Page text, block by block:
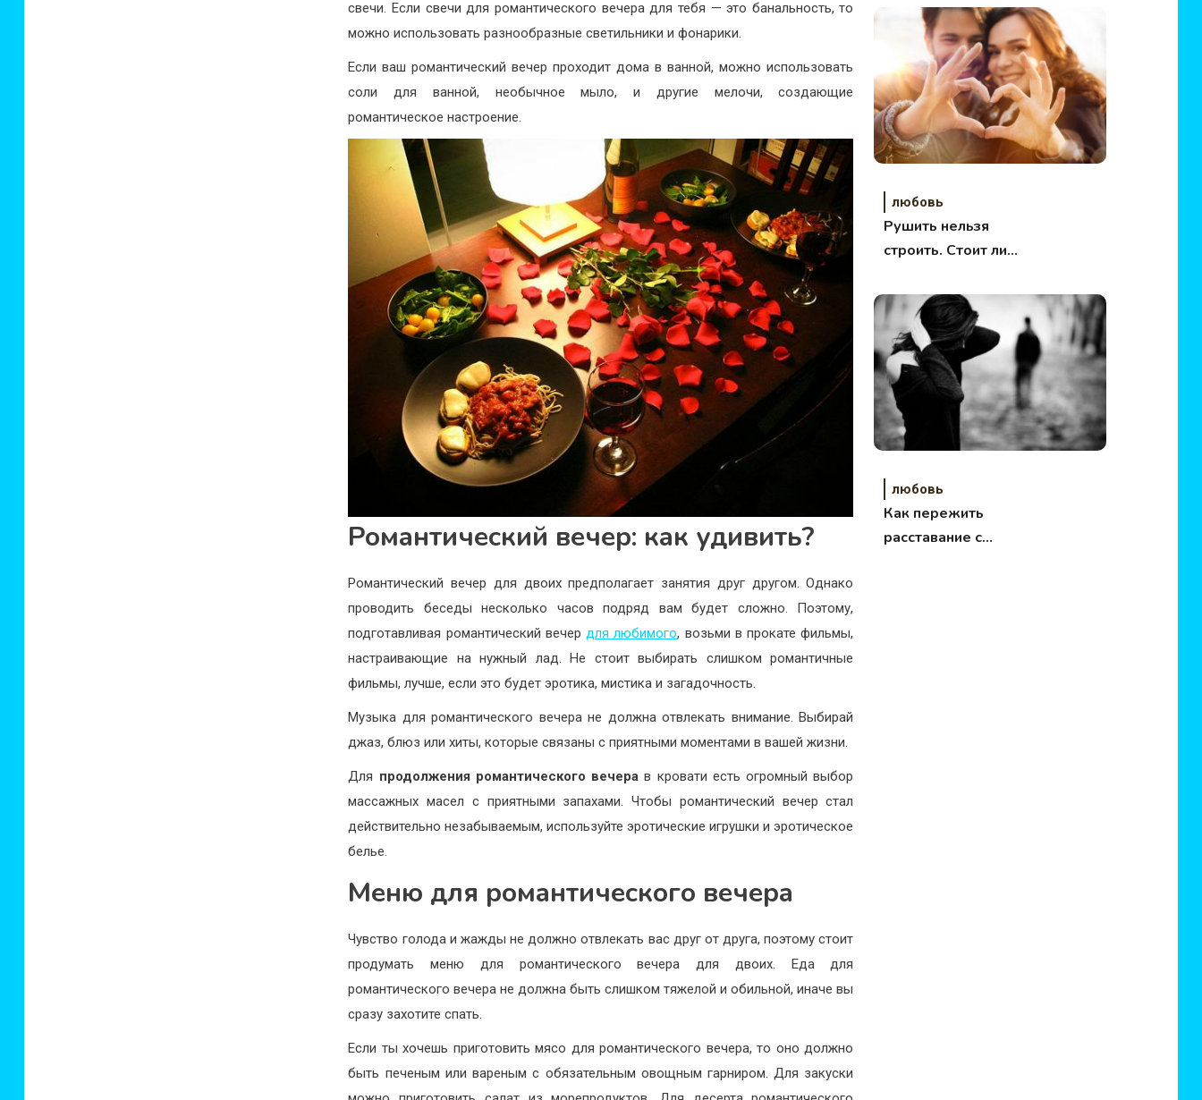
свечи. Если свечи для романтического вечера для тебя — это банальность, то
можно использовать разнообразные светильники и фонарики.
Если ваш романтический вечер проходит дома в ванной, можно использовать
соли для ванной, необычное мыло, и другие мелочи, создающие
романтическое настроение.
Романтический вечер: как удивить?
Романтический вечер для двоих предполагает занятия друг другом. Однако
проводить беседы несколько часов подряд вам будет сложно. Поэтому,
подготавливая романтический вечердля любимого, возьми в прокате фильмы,
настраивающие на нужный лад. Не стоит выбирать слишком романтичные
фильмы, лучше, если это будет эротика, мистика и загадочность.
Музыка для романтического вечера не должна отвлекать внимание. Выбирай
джаз, блюз или хиты, которые связаны с приятными моментами в вашей жизни.
Для продолжения романтического вечера в кровати есть огромный выбор
массажных масел с приятными запахами. Чтобы романтический вечер стал
действительно незабываемым, используйте эротические игрушки и эротическое
белье.
Меню для романтического вечера
Чувство голода и жажды не должно отвлекать вас друг от друга, поэтому стоит
продумать меню для романтического вечера для двоих. Еда для
романтического вечера не должна быть слишком тяжелой и обильной, иначе вы
сразу захотите спать.
Если ты хочешь приготовить мясо для романтического вечера, то оно должно
быть печеным или вареным с обязательным овощным гарниром. Для закуски
статусным
мужчиной?
любовь
Рушить нельзя
строить. Стоит ли
отношения с
мужчиной…
любовь
Как пережить
расставание с